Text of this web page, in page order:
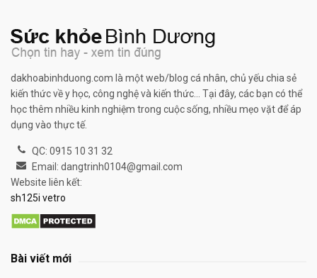
dakhoabinhduong.com là một web/blog cá nhân, chủ yếu chia sẻ
kiến thức về y học, công nghệ và kiến thức... Tại đây, các bạn có thể
học thêm nhiều kinh nghiệm trong cuộc sống, nhiều mẹo vặt để áp
dụng vào thực tế.
QC: 0915 10 31 32
Email: dangtrinh0104@gmail.com
Website liên kết:
sh125i vetro
Bài viết mới